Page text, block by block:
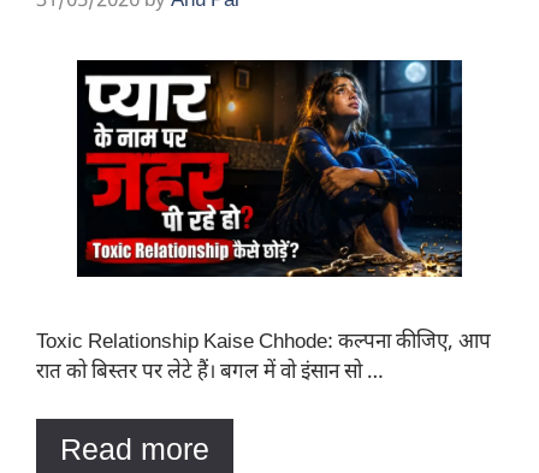
Toxic Relationship Kaise Chhode: कल्पना कीजिए, आप
रात को बिस्तर पर लेटे हैं। बगल में वो इंसान सो …
Read more